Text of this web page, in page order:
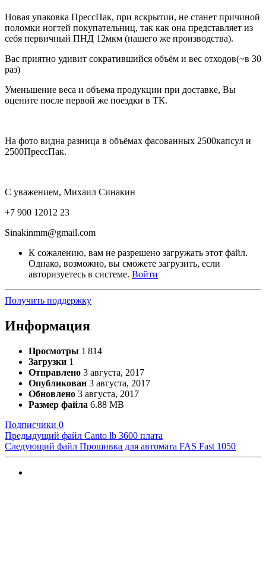
Новая упаковка ПрессПак, при вскрытии, не станет причиной
поломки ногтей покупательниц, так как она представляет из
себя первичный ПНД 12мкм (нашего же производства).
Вас приятно удивит сократившийся объём и вес отходов(~в 30
раз)
Уменьшение веса и объема продукции при доставке, Вы
оцените после первой же поездки в ТК.
На фото видна разница в объёмах фасованных 2500капсул и
2500ПрессПак.
С уважением, Михаил Синакин
+7 900 12012 23
Sinakinmm@gmail.com
К сожалению, вам не разрешено загружать этот файл.
Однако, возможно, вы сможете загрузить, если
авторизуетесь в системе. Войти
Получить поддержку
Информация
Просмотры 1 814
Загрузки 1
Отправлено 3 августа, 2017
Опубликован 3 августа, 2017
Обновлено 3 августа, 2017
Размер файла 6.88 MB
Подписчики 0
Предыдущий файл Canto lb 3600 плата
Следующий файл Прошивка для автомата FAS Fast 1050